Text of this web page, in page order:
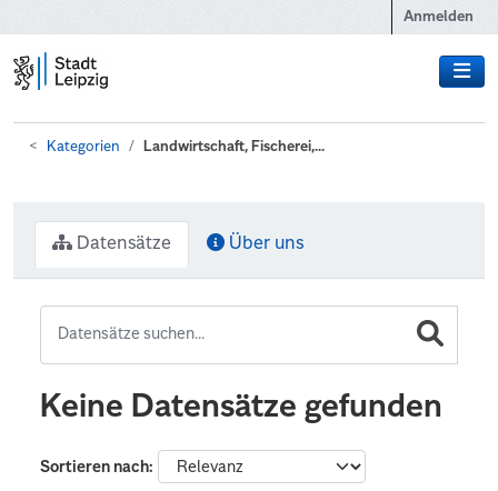
Anmelden
Kategorien Landwirtschaft, Fischerei,...
Datensätze Über uns
Keine Datensätze gefunden
Sortieren nach